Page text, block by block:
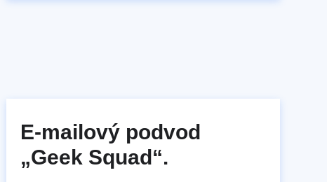
E-mailový podvod
„Geek Squad“.